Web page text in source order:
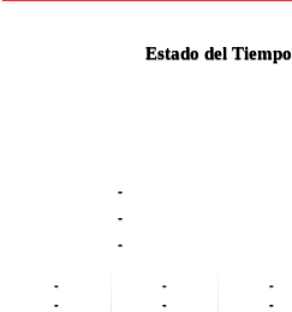
Estado del Tiempo
-
-
-
-
-
-
-
-
-